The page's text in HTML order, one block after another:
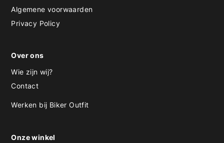
Algemene voorwaarden
Privacy Policy
Over ons
Wie zijn wij?
Contact
Werken bij Biker Outfit
Onze winkel